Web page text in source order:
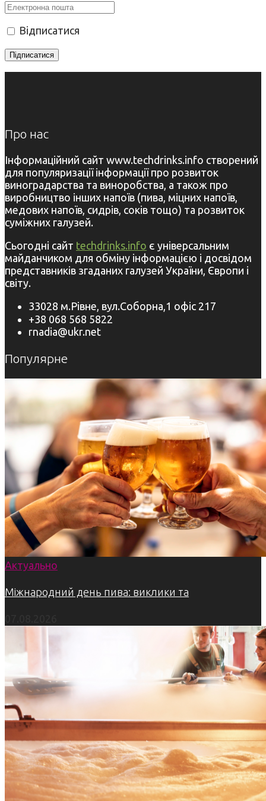
Відписатися
Про нас
Інформаційний сайт www.techdrinks.info створений
для популяризації інформації про розвиток
виноградарства та виноробства, а також про
виробництво інших напоїв (пива, міцних напоїв,
медових напоїв, сидрів, соків тощо) та розвиток
суміжних галузей.
Сьогодні сайт techdrinks.info є універсальним
майданчиком для обміну інформацією і досвідом
представників згаданих галузей України, Європи і
світу.
33028 м.Рівне, вул.Соборна,1 офіс 217
+38 068 568 5822
rnadia@ukr.net
Популярне
Актуально
Міжнародний день пива: виклики та